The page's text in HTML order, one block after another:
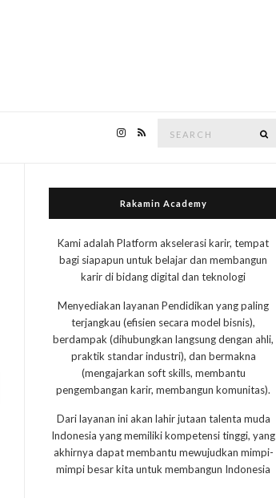
Rakamin Academy
Kami adalah Platform akselerasi karir, tempat
bagi siapapun untuk belajar dan membangun
karir di bidang digital dan teknologi
Menyediakan layanan Pendidikan yang paling
terjangkau (efisien secara model bisnis),
berdampak (dihubungkan langsung dengan ahli,
praktik standar industri), dan bermakna
(mengajarkan soft skills, membantu
pengembangan karir, membangun komunitas).
Dari layanan ini akan lahir jutaan talenta muda
Indonesia yang memiliki kompetensi tinggi, yang
akhirnya dapat membantu mewujudkan mimpi-
mimpi besar kita untuk membangun Indonesia